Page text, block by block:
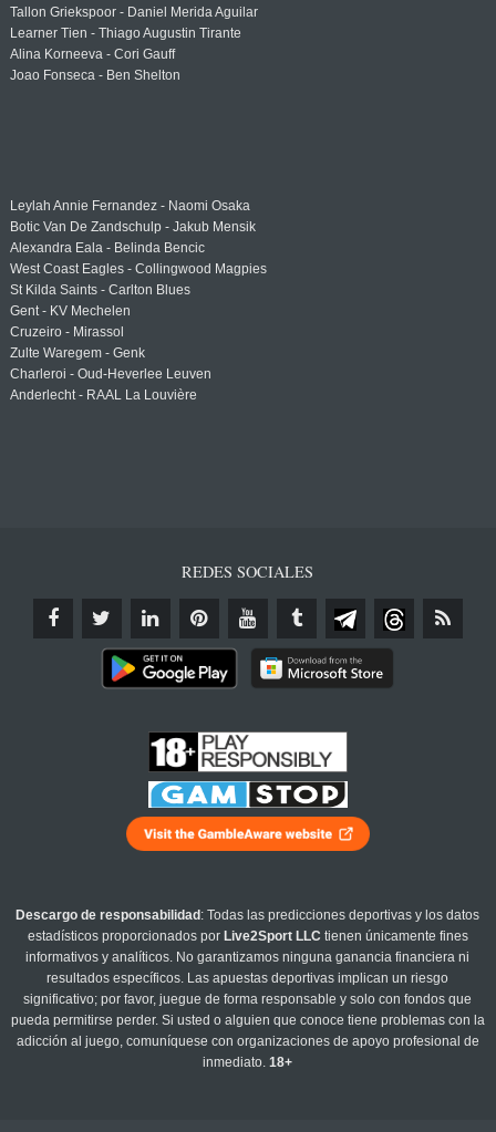
Tallon Griekspoor - Daniel Merida Aguilar
Learner Tien - Thiago Augustin Tirante
Alina Korneeva - Cori Gauff
Joao Fonseca - Ben Shelton
Leylah Annie Fernandez - Naomi Osaka
Botic Van De Zandschulp - Jakub Mensik
Alexandra Eala - Belinda Bencic
West Coast Eagles - Collingwood Magpies
St Kilda Saints - Carlton Blues
Gent - KV Mechelen
Cruzeiro - Mirassol
Zulte Waregem - Genk
Charleroi - Oud-Heverlee Leuven
Anderlecht - RAAL La Louvière
REDES SOCIALES
Descargo de responsabilidad : Todas las predicciones deportivas y los datos
estadísticos proporcionados por Live2Sport LLC tienen únicamente fines
informativos y analíticos. No garantizamos ninguna ganancia financiera ni
resultados específicos. Las apuestas deportivas implican un riesgo
significativo; por favor, juegue de forma responsable y solo con fondos que
pueda permitirse perder. Si usted o alguien que conoce tiene problemas con la
adicción al juego, comuníquese con organizaciones de apoyo profesional de
inmediato.18+